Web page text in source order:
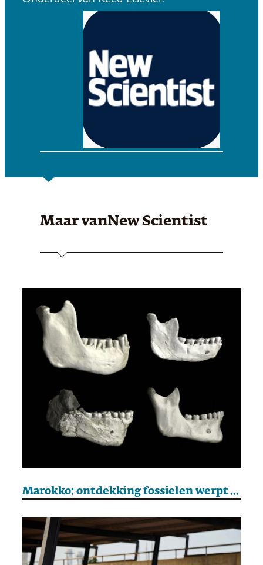
Maar vanNew Scientist
Marokko: ontdekking fossielen werpt nieuw licht op oorsprong mensheid